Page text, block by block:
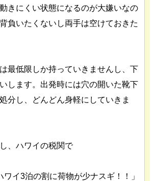
きにくい状態になるのが大嫌いなの
負いたくないし両手は空けておきた
最低限しか持っていきませんし、下
します。出発時には穴の開いた靴下
分し、どんどん身軽にしていきま
、ハワイの税関で
ワイ3泊の割に荷物が少ナスギ！！」